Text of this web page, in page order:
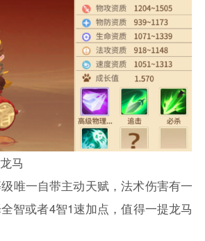
马
唯一自带主动天赋，法术伤害有一
智或者4智1速加点，值得一提龙马